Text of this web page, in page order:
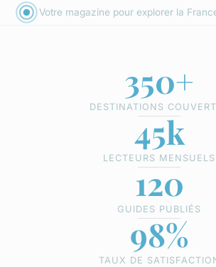
Votre magazine pour explorer la
350+
DESTINATIONS
45k
LECTEURS MENSUELS
120
GUIDES PUBLIÉS
98%
TAUX DE